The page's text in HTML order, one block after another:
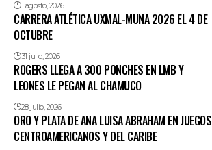
1 agosto, 2026
CARRERA ATLÉTICA UXMAL-MUNA 2026 EL 4 DE
OCTUBRE
31 julio, 2026
ROGERS LLEGA A 300 PONCHES EN LMB Y
LEONES LE PEGAN AL CHAMUCO
28 julio, 2026
ORO Y PLATA DE ANA LUISA ABRAHAM EN JUEGOS
CENTROAMERICANOS Y DEL CARIBE